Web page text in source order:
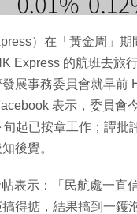
）在「黃金周」
Express 的航班去旅
展事務委員會就早前
表示，委員會
起已按章工作；譚
後覺。
表示：「民航處一直
得掂，結果搞到一鑊